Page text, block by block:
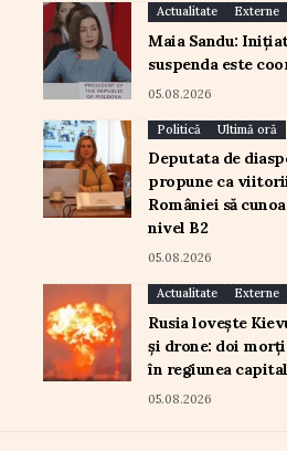
Actualitate Externe
Maia Sandu:
suspenda este
05.08.2026
Politică Ultimă oră
Deputata de
propune ca
României să
nivel B2
05.08.2026
Actualitate Externe
Rusia lovește
și drone: doi
în regiunea
05.08.2026